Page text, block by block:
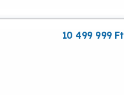
10 499 999 Ft